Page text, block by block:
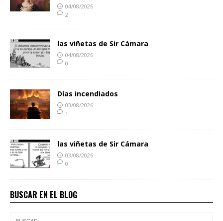
04/08/2026
2
las viñetas de Sir Cámara
04/08/2026
0
Días incendiados
03/08/2026
1
las viñetas de Sir Cámara
03/08/2026
0
BUSCAR EN EL BLOG